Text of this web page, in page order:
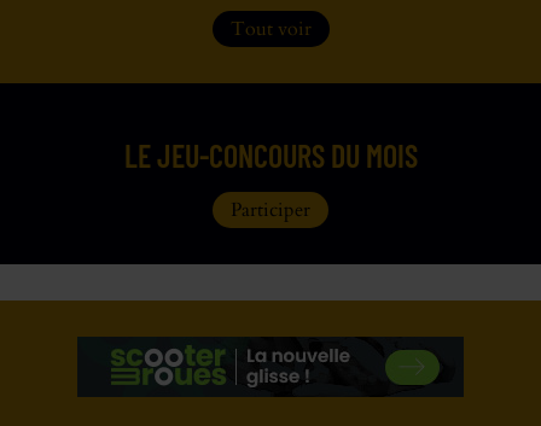
Tout voir
LE JEU-CONCOURS DU MOIS
Participer